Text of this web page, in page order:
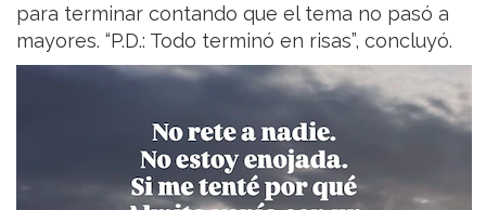
para terminar contando que el tema no pasó a
mayores. “P.D.: Todo terminó en risas”, concluyó.